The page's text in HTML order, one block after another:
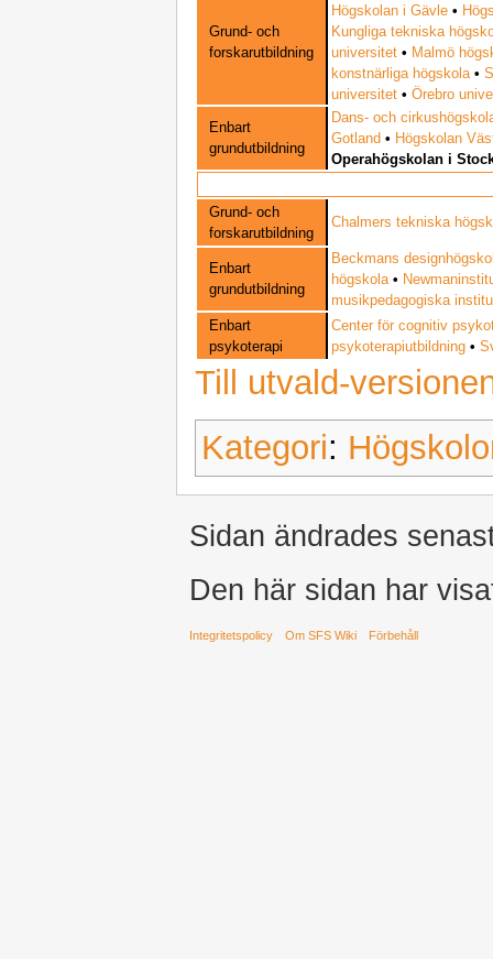
Grund- och
forskarutbildning
Högskolan i Gävle •
Kungliga tekniska
universitet • Malmö
konstnärliga högskola•
universitet •Örebro
Enbart
grundutbildning
Dans- och
Gotland • Högskolan
Operahögskolan i
Grund- och
forskarutbildning
Chalmers tekniska
Enbart
grundutbildning
Beckmans
högskola•
musikpedagogiska
Enbart
psykoterapi
Center för cognitiv
psykoterapiutbildning •
Till utvald-
Kategori:
Sidan ändrades
Den här sidan har
Integritetspolicy Om SFS Wiki Förbehåll